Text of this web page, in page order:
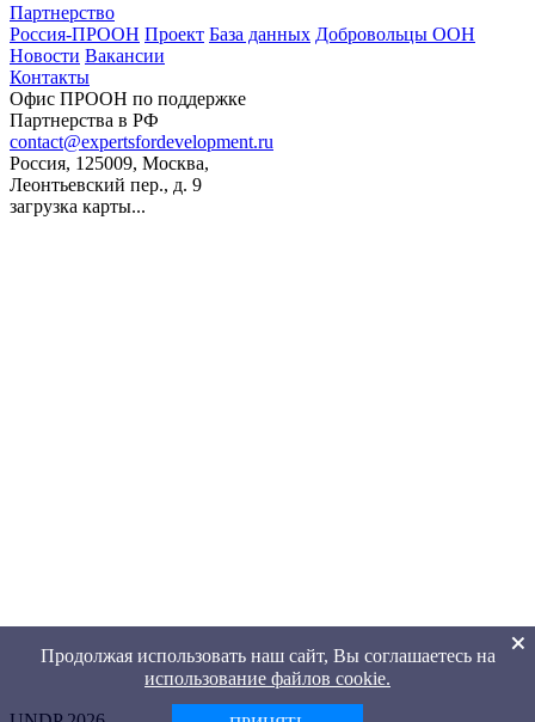
Партнерство
Россия-ПРООН Проект База данных Добровольцы ООН
Новости Вакансии
Контакты
Офис ПРООН по поддержке
Партнерства в РФ
contact@expertsfordevelopment.ru
Россия, 125009, Москва,
Леонтьевский пер., д. 9
загрузка карты...
Продолжая использовать наш сайт, Вы соглашаетесь на
использование файлов cookie.